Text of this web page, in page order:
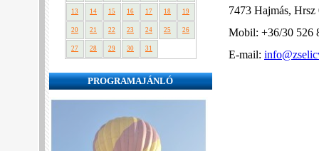
13 14 15 16 17 18 19
20 21 22 23 24 25 26
27 28 29 30 31
PROGRAMAJÁNLÓ
7473 Hajmás,
Mobil: +36/30 526
E-mail: